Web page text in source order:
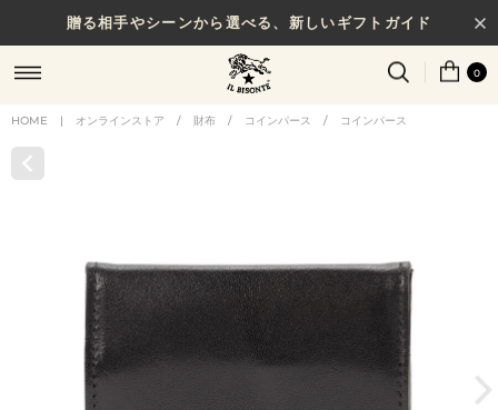
贈る相手やシーンから選べる、新しいギフトガイド
0
HOME | オンラインストア / 財布 / コインパース / コインパース